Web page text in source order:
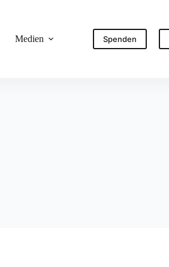
Medien Spenden